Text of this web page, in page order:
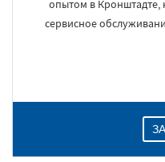
опытом в Кронштадте,
сервисное